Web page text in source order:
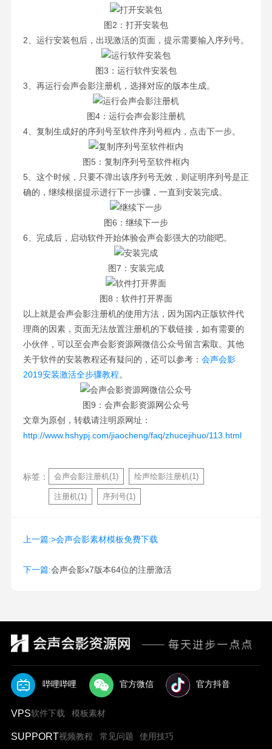
图2：打开安装包
2、运行安装包后，出现激活的页面，提示需要输入序列号。
图3：运行软件安装包
3、再运行会声会影注册机，选择对应的版本生成。
图4：运行会声会影注册机
4、复制生成好的序列号至软件序列号框内，点击下一步。
图5：复制序列号至软件框内
5、这个时候，只要不弹出该序列号无效，则证明序列号是正
确的，继续根据提示进行下一步骤，一直到安装完成。
图6：继续下一步
6、完成后，启动软件开始体验会声会影强大的功能吧。
图7：安装完成
图8：软件打开界面
以上就是会声会影注册机的使用方法，因为国内正版软件代
理商的因素，页面无法放置注册机的下载链接，如有需要的
小伙伴，可以至会声会影资源网微信公众号留言索取。其他
关于软件的安装教程还有疑问的，还可以参考： 会声会影
2019安装激活全步骤教程。
图9：会声会影资源网公众号
文章为原创，转载请注明原网址：
http://www.hshypj.com/jiaocheng/faq/zhucejihuo/113.html
标签： 会声会影注册机(1) 绘声绘影注册机(1)
注册机(1) 序列号(1)
上一篇:>会声会影素材模板免费下载
下一篇:会声会影x7版本64位的注册激活
哔哩哔哩 官方微信 官方抖音
VPS软件下载 模板素材
SUPPORT视频教程 常见问题 使用技巧